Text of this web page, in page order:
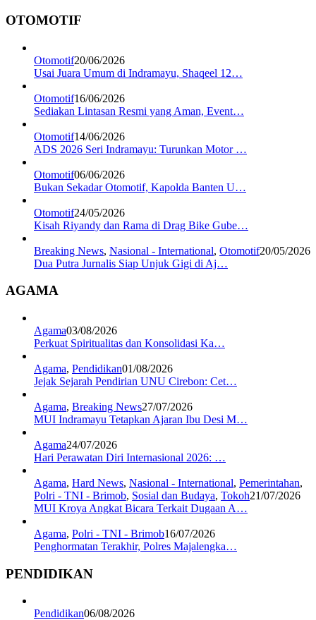
OTOMOTIF
Otomotif20/06/2026
Usai Juara Umum di Indramayu, Shaqeel 12…
Otomotif16/06/2026
Sediakan Lintasan Resmi yang Aman, Event…
Otomotif14/06/2026
ADS 2026 Seri Indramayu: Turunkan Motor …
Otomotif06/06/2026
Bukan Sekadar Otomotif, Kapolda Banten U…
Otomotif24/05/2026
Kisah Riyandy dan Rama di Drag Bike Gube…
Breaking News, Nasional - International, Otomotif20/05/2026
Dua Putra Jurnalis Siap Unjuk Gigi di Aj…
AGAMA
Agama03/08/2026
Perkuat Spiritualitas dan Konsolidasi Ka…
Agama, Pendidikan01/08/2026
Jejak Sejarah Pendirian UNU Cirebon: Cet…
Agama, Breaking News27/07/2026
MUI Indramayu Tetapkan Ajaran Ibu Desi M…
Agama24/07/2026
Hari Perawatan Diri Internasional 2026: …
Agama, Hard News, Nasional - International, Pemerintahan,
Polri - TNI - Brimob, Sosial dan Budaya, Tokoh21/07/2026
MUI Kroya Angkat Bicara Terkait Dugaan A…
Agama, Polri - TNI - Brimob16/07/2026
Penghormatan Terakhir, Polres Majalengka…
PENDIDIKAN
Pendidikan06/08/2026